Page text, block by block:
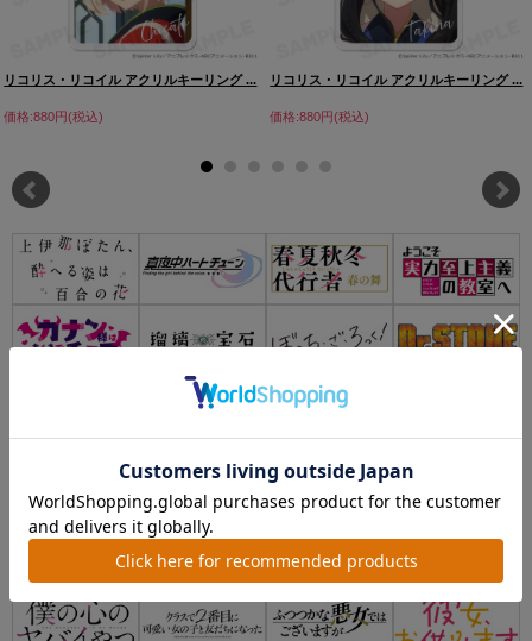
リコリス・リコイル アクリルキーリング ...
価格:880円(税込)
リコリス・リコイル アクリルキーリング ...
価格:880円(税込)